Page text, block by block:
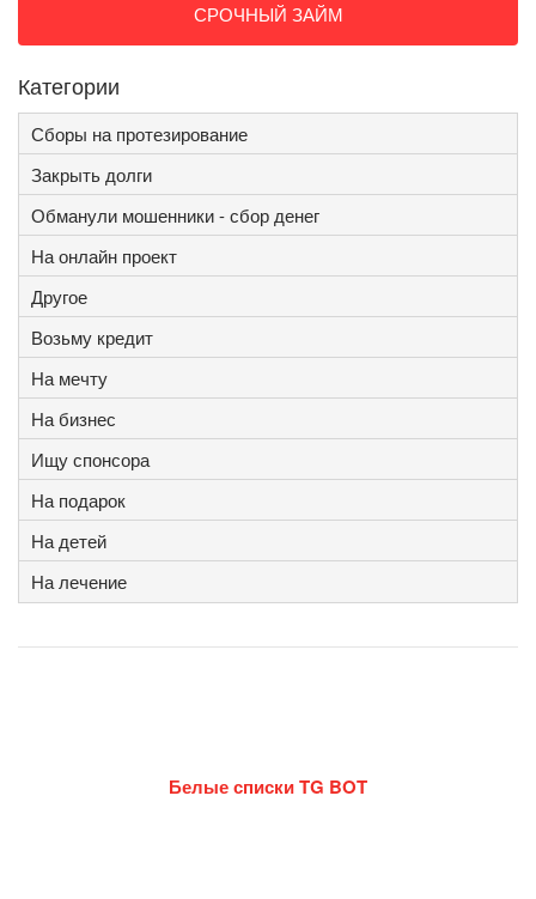
СРОЧНЫЙ ЗАЙМ
Категории
Сборы на протезирование
Закрыть долги
Обманули мошенники - сбор денег
На онлайн проект
Другое
Возьму кредит
На мечту
На бизнес
Ищу спонсора
На подарок
На детей
На лечение
Белые списки TG BOT